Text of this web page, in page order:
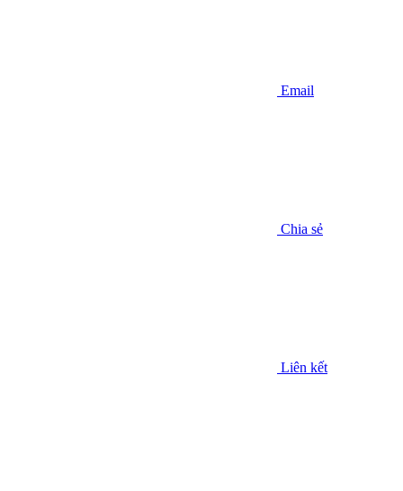
Email
Chia sẻ
Liên kết